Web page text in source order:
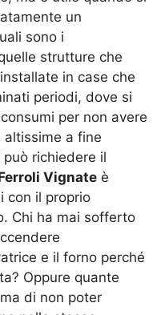
un
sono i
strutture che
in case che
periodi, dove si
per non avere
a fine
richiedere il
Vignate è
con il proprio
Chi ha mai sofferto
e il forno perché
Oppure quante
di non poter